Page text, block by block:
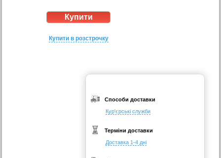
Купити в розстрочку
Способи доставки
Кур'єрські служби
Терміни доставки
Доставка 1-4 дні